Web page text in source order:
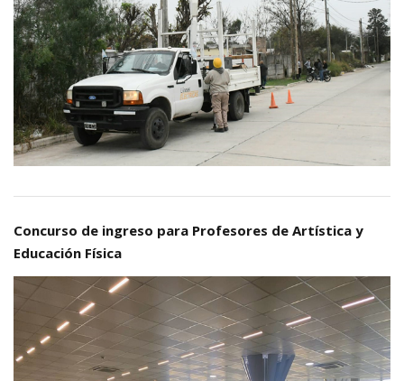
Concurso de ingreso para Profesores de Artística y
Educación Física